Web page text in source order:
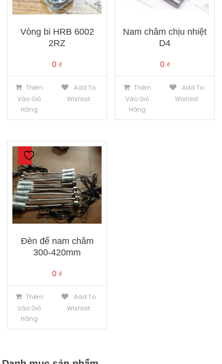
Vòng bi HRB 6002
2RZ
0 ₫
Thêm
Vào Giỏ
Hàng
Add To
Wishlist
Nam châm chịu nhiệt
D4
0 ₫
Thêm
Vào Giỏ
Hàng
Add To
Wishlist
Đèn đế nam châm
300-420mm
0 ₫
Thêm
Vào Giỏ
Hàng
Add To
Wishlist